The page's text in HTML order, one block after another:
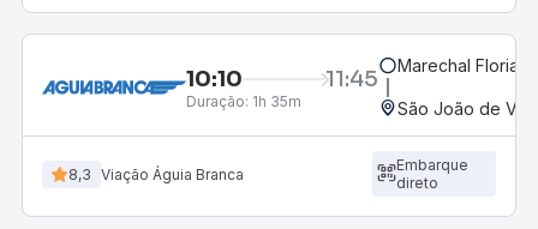
10:10 11:45
Duração: 1h 35m
Marechal
São João de
8,3 Viação Águia Branca
Embarque
direto